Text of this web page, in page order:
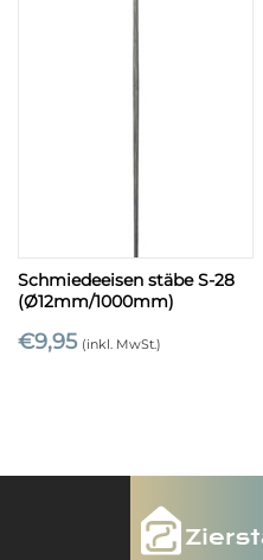
Schmiedeeisen stäbe S-28
(Ø12mm/1000mm)
€9,95 (inkl. MwSt.)